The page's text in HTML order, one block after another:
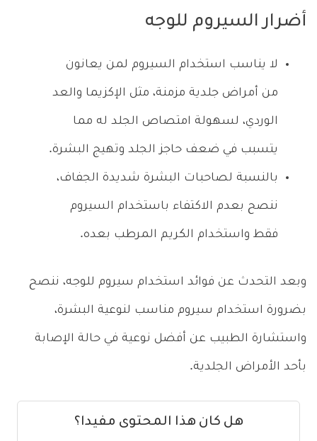
أضرار السيروم للوجه
لا يناسب استخدام السيروم لمن يعانون
من أمراض جلدية مزمنة، مثل الإكزيما والعد
الوردي، لسهولة امتصاص الجلد له مما
يتسبب في ضعف حاجز الجلد وتهيج البشرة.
بالنسبة لصاحبات البشرة شديدة الجفاف،
ننصح بعدم الاكتفاء باستخدام السيروم
فقط واستخدام الكريم المرطب بعده.
وبعد التحدث عن فوائد استخدام سيروم للوجه، ننصح
بضرورة استخدام سيروم مناسب لنوعية البشرة،
واستشارة الطبيب عن أفضل نوعية في حالة الإصابة
بأحد الأمراض الجلدية.
هل كان هذا المحتوى مفيدا؟